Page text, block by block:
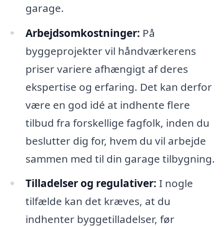
garage.
Arbejdsomkostninger: På
byggeprojekter vil håndværkerens
priser variere afhængigt af deres
ekspertise og erfaring. Det kan derfor
være en god idé at indhente flere
tilbud fra forskellige fagfolk, inden du
beslutter dig for, hvem du vil arbejde
sammen med til din garage tilbygning.
Tilladelser og regulativer: I nogle
tilfælde kan det kræves, at du
indhenter byggetilladelser, før